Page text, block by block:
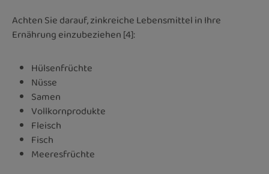
Achten Sie darauf, zinkreiche Lebensmittel in Ihre
Ernährung einzubeziehen [4]:
Hülsenfrüchte
Nüsse
Samen
Vollkornprodukte
Fleisch
Fisch
Meeresfrüchte